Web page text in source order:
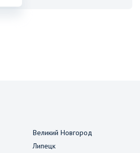
Великий Новгород
Липецк